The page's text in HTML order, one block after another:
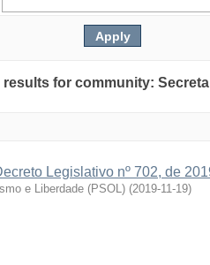
for community:
Legislativo nº 702, de
e Liberdade (PSOL) (2019-11-19)